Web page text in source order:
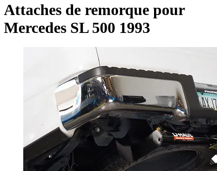
Attaches de remorque pour
Mercedes SL 500 1993